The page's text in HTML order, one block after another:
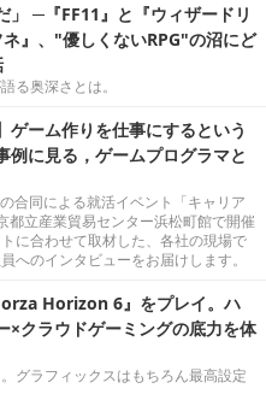
」 ─『FF11』と『ウィザードリ
』、"優しくないRPG"の沼にど
る奥深さとは。
ゲーム作りを仕事にするという
例に見る，ゲームプログラマと
合同による就活イベント「キャリア
都立産業貿易センター浜松町館で開催
に合わせて取材した、各社の現場で
へのインタビューをお届けします。
Horizon 6』をプレイ。ハ
×クラウドゲーミングの底力を体
グラフィックスはもちろん最高設定